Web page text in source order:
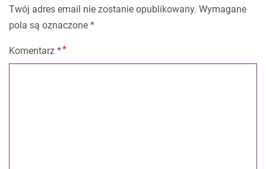
Twój adres email nie zostanie opublikowany. Wymagane
pola są oznaczone *
Komentarz *